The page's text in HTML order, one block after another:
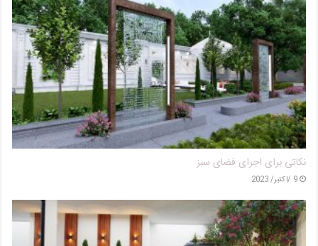
معرفی انواع آلاچیق
9 /اکتبر/ 2023